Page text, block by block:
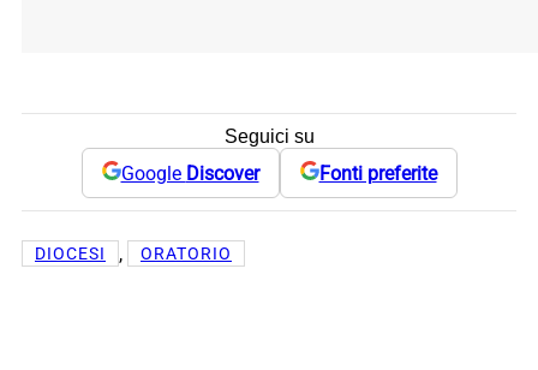
Seguici su
Google Discover Fonti preferite
DIOCESI , ORATORIO